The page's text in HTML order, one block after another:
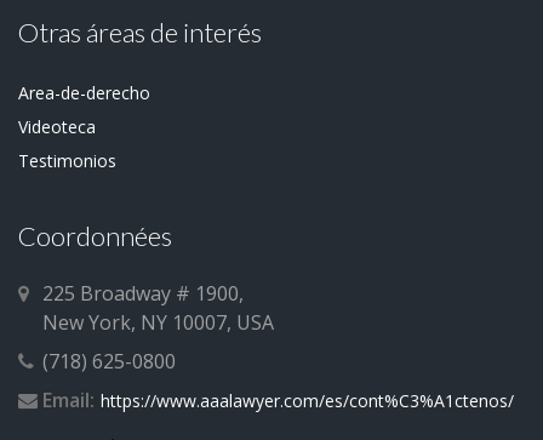
Otras áreas de interés
Area-de-derecho
Videoteca
Testimonios
Coordonnées
225 Broadway # 1900,
New York, NY 10007, USA
(718) 625-0800
Email: https://www.aaalawyer.com/es/cont%C3%A1ctenos/